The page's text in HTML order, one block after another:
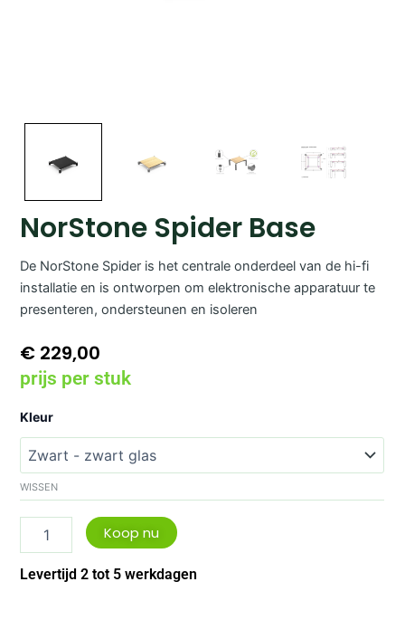
NorStone Spider Base
De NorStone Spider is het centrale onderdeel van de hi-fi
installatie en is ontworpen om elektronische apparatuur te
presenteren, ondersteunen en isoleren
€ 229,00
prijs per stuk
Kleur
WISSEN
NorStone
Base
aantal
Koop nu
Levertijd 2 tot 5 werkdagen